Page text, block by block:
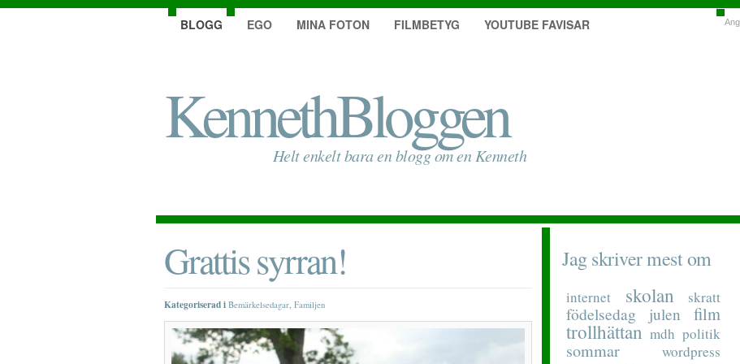
KennethBloggen
Helt enkelt bara en blogg om en Kenneth
BLOGG EGO MINA FOTON FILMBETYG YOUTUBE FAVISAR
Grattis syrran!
Kategoriserad i Bemärkelsedagar, Familjen
Jag skriver mest om
internet skolan skratt
födelsedag julen film
trollhättan mdh politik
sommar wordpress